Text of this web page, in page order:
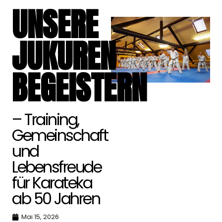
UNSERE
JUKUREN
BEGEISTERN
– Training,
Gemeinschaft
und
Lebensfreude
für Karateka
ab 50 Jahren
Mai 15, 2026